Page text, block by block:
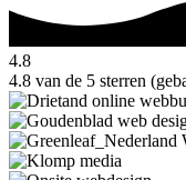
4.8
4.8 van de 5 sterren